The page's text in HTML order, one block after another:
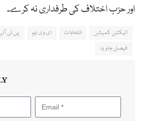
اور حزب اختلاف کی طرفداری نہ کرے۔
الیکشن کمیشن انتخابات ای وی ایم پی ٹی
فیصل جاوید